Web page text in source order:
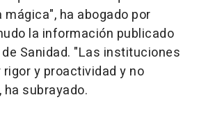
ha abogado por
la información publicado
Sanidad. "Las instituciones
y proactividad y no
subrayado.